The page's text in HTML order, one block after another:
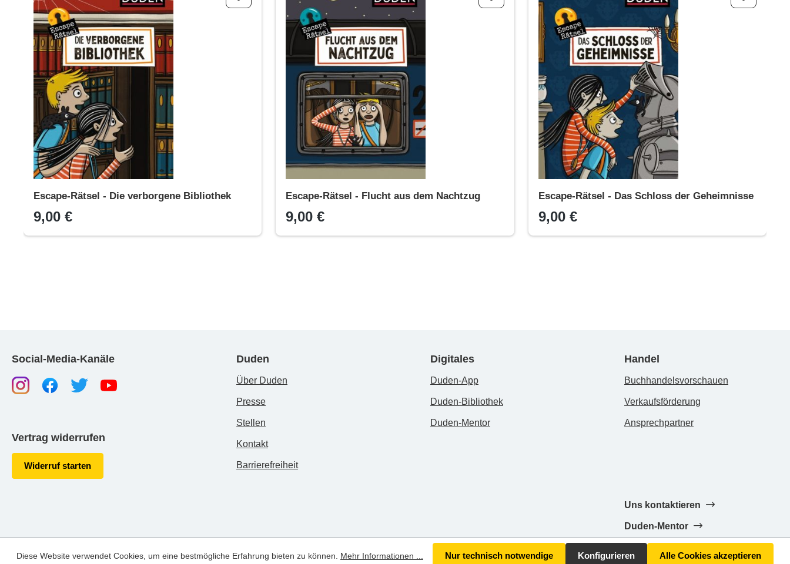
Escape-Rätsel - Die verborgene Bibliothek
9,00 €
Escape-Rätsel - Flucht aus dem Nachtzug
9,00 €
Escape-Rätsel - Das Schloss der Geheimnisse
9,00 €
Social-Media-Kanäle
Vertrag widerrufen
Widerruf starten
Duden
Über Duden
Presse
Stellen
Kontakt
Barrierefreiheit
Digitales
Duden-App
Duden-Bibliothek
Duden-Mentor
Handel
Buchhandelsvorschauen
Verkaufsförderung
Ansprechpartner
Uns kontaktieren
Duden-Mentor
© Cornelsen Verlag GmbH, 2023 AGB Datenschutz Impressum
Diese Website verwendet Cookies, um eine bestmögliche Erfahrung bieten zu können. Mehr Informationen ... Nur technisch notwendige Konfigurieren Alle Cookies akzeptieren